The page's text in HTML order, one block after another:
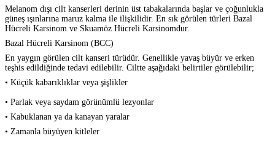
Melanom dışı cilt kanserleri derinin üst tabakalarında başlar ve çoğunlukla
güneş ışınlarına maruz kalma ile ilişkilidir. En sık görülen türleri Bazal
Hücreli Karsinom ve Skuamöz Hücreli Karsinomdur.
Bazal Hücreli Karsinom (BCC)
En yaygın görülen cilt kanseri türüdür. Genellikle yavaş büyür ve erken
teşhis edildiğinde tedavi edilebilir. Ciltte aşağıdaki belirtiler görülebilir;
• Küçük kabarıklıklar veya şişlikler
• Parlak veya saydam görünümlü lezyonlar
• Kabuklanan ya da kanayan yaralar
• Zamanla büyüyen kitleler